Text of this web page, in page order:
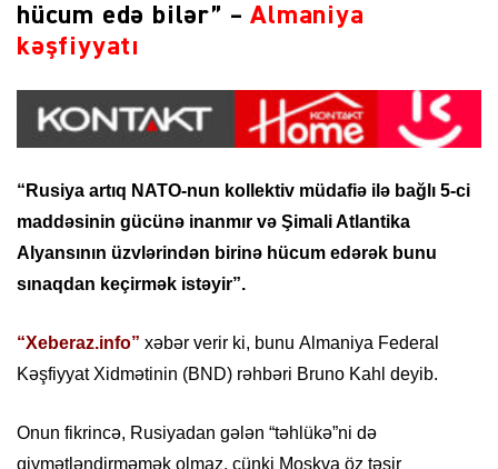
hücum edə bilər” – Almaniya
kəşfiyyatı
“Rusiya artıq NATO-nun kollektiv müdafiə ilə bağlı 5-ci
maddəsinin gücünə inanmır və Şimali Atlantika
Alyansının üzvlərindən birinə hücum edərək bunu
sınaqdan keçirmək istəyir”.
“Xeberaz.info” xəbər verir ki, bunu Almaniya Federal
Kəşfiyyat Xidmətinin (BND) rəhbəri Bruno Kahl deyib.
Onun fikrincə, Rusiyadan gələn “təhlükə”ni də
qiymətləndirməmək olmaz, çünki Moskva öz təsir